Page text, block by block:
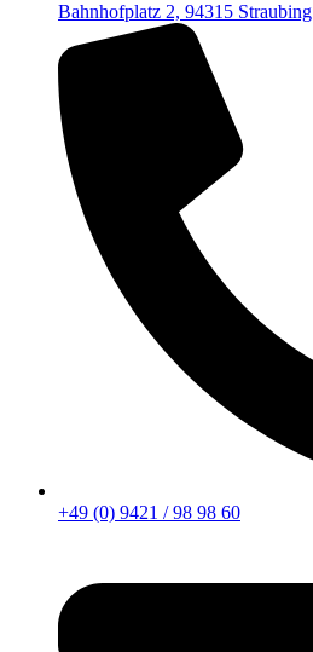
Bahnhofplatz 2, 94315 Straubing
+49 (0) 9421 / 98 98 60